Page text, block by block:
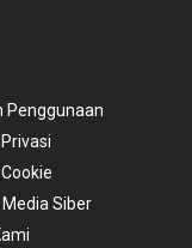
Penggunaan
Siber